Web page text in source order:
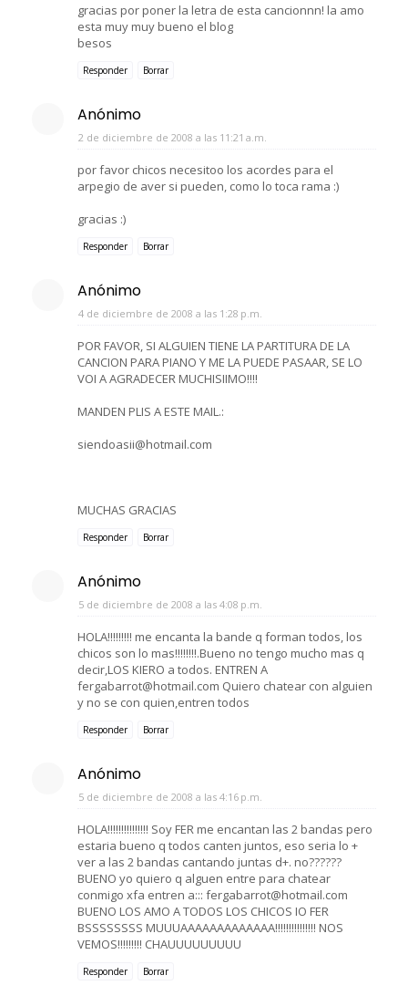
gracias por poner la letra de esta cancionnn! la amo
esta muy muy bueno el blog
besos
Responder Borrar
Anónimo
2 de diciembre de 2008 a las 11:21 a.m.
por favor chicos necesitoo los acordes para el
arpegio de aver si pueden, como lo toca rama :)
gracias :)
Responder Borrar
Anónimo
4 de diciembre de 2008 a las 1:28 p.m.
POR FAVOR, SI ALGUIEN TIENE LA PARTITURA DE LA
CANCION PARA PIANO Y ME LA PUEDE PASAAR, SE LO
VOI A AGRADECER MUCHISIIMO!!!!
MANDEN PLIS A ESTE MAIL.:
siendoasii@hotmail.com
MUCHAS GRACIAS
Responder Borrar
Anónimo
5 de diciembre de 2008 a las 4:08 p.m.
HOLA!!!!!!!!! me encanta la bande q forman todos, los
chicos son lo mas!!!!!!!!.Bueno no tengo mucho mas q
decir,LOS KIERO a todos. ENTREN A
fergabarrot@hotmail.com Quiero chatear con alguien
y no se con quien,entren todos
Responder Borrar
Anónimo
5 de diciembre de 2008 a las 4:16 p.m.
HOLA!!!!!!!!!!!!!!! Soy FER me encantan las 2 bandas pero
estaria bueno q todos canten juntos, eso seria lo +
ver a las 2 bandas cantando juntas d+. no??????
BUENO yo quiero q alguen entre para chatear
conmigo xfa entren a::: fergabarrot@hotmail.com
BUENO LOS AMO A TODOS LOS CHICOS IO FER
BSSSSSSSS MUUUAAAAAAAAAAAAA!!!!!!!!!!!!!!! NOS
VEMOS!!!!!!!!! CHAUUUUUUUUU
Responder Borrar